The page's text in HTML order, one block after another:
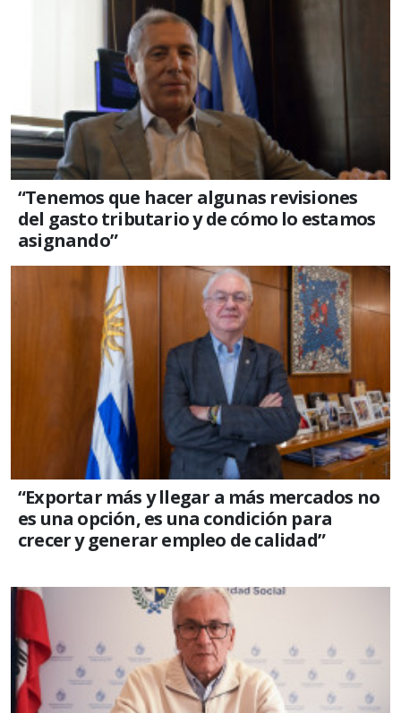
“Tenemos que hacer algunas revisiones
del gasto tributario y de cómo lo estamos
asignando”
“Exportar más y llegar a más mercados no
es una opción, es una condición para
crecer y generar empleo de calidad”